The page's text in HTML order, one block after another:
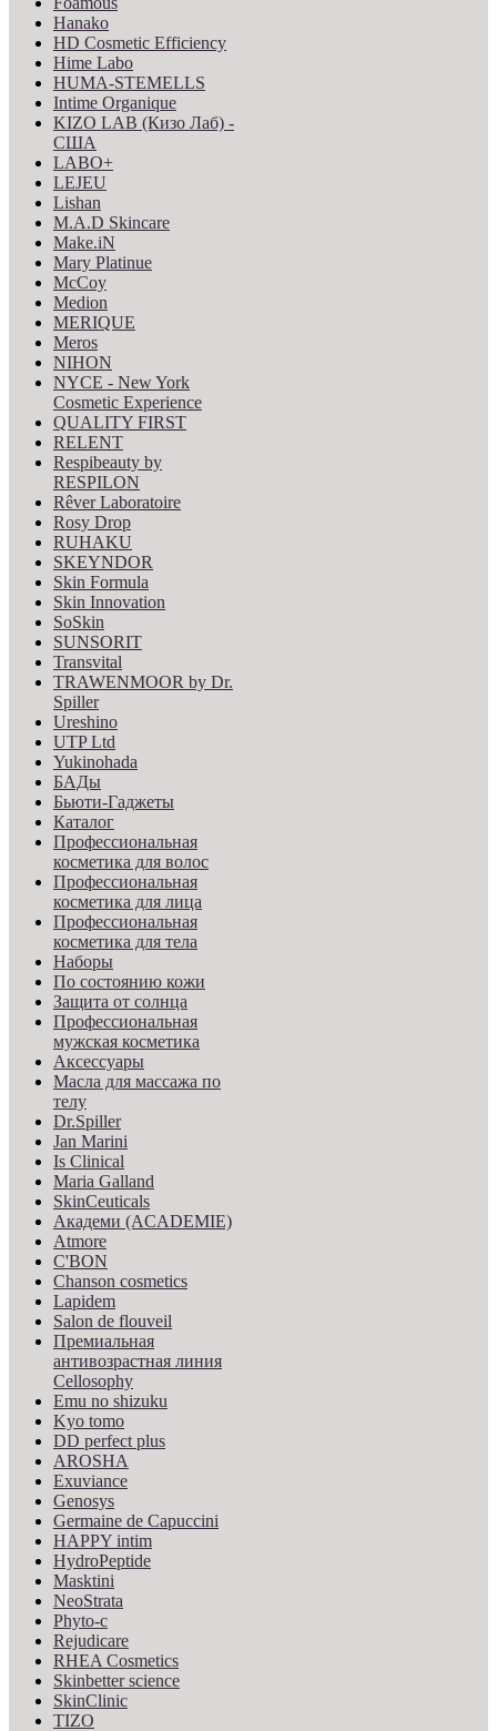
Hanako
HD Cosmetic Efficiency
Hime Labo
HUMA-STEMELLS
Intime Organique
KIZO LAB (Кизо Лаб) -
США
LABO+
LEJEU
Lishan
M.A.D Skincare
Make.iN
Mary Platinue
McCoy
Medion
MERIQUE
Meros
NIHON
NYCE - New York
Cosmetic Experience
QUALITY FIRST
RELENT
Respibeauty by
RESPILON
Rêver Laboratoire
Rosy Drop
RUHAKU
SKEYNDOR
Skin Formula
Skin Innovation
SoSkin
SUNSORIT
Transvital
TRAWENMOOR by Dr.
Spiller
Ureshino
UTP Ltd
Yukinohada
БАДы
Бьюти-Гаджеты
Каталог
Профессиональная
косметика для волос
Профессиональная
косметика для лица
Профессиональная
косметика для тела
Наборы
По состоянию кожи
Защита от солнца
Профессиональная
мужская косметика
Аксессуары
Масла для массажа по
телу
Dr.Spiller
Jan Marini
Is Clinical
Maria Galland
SkinCeuticals
Академи (ACADEMIE)
Atmore
C'BON
Chanson cosmetics
Lapidem
Salon de flouveil
Премиальная
антивозрастная линия
Cellosophy
Emu no shizuku
Kyo tomo
DD perfect plus
AROSHA
Exuviance
Genosys
Germaine de Capuccini
HAPPY intim
HydroPeptide
Masktini
NeoStrata
Phyto-c
Rejudicare
RHEA Cosmetics
Skinbetter science
SkinСlinic
TIZO